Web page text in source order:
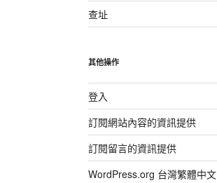
查址
其他操作
登入
訂閱網站內容的資訊提供
訂閱留言的資訊提供
WordPress.org 台灣繁體中文